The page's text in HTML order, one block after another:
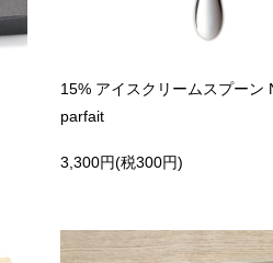
15% アイスクリームスプーン
parfait
3,300円(税300円)